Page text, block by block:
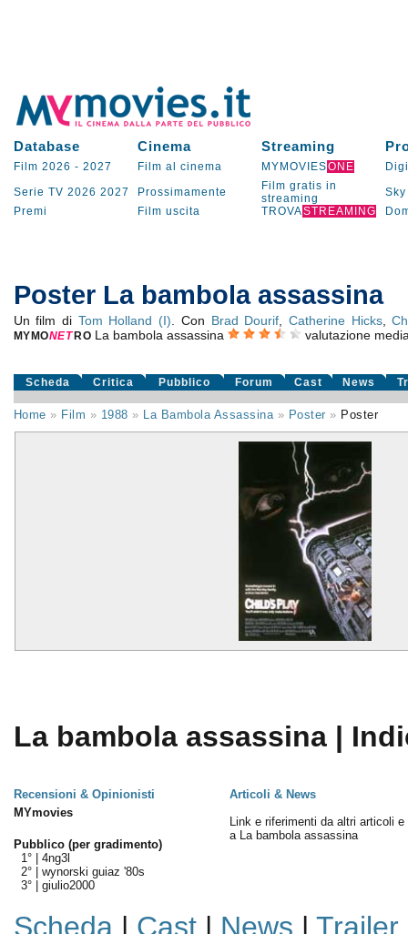
Database Cinema Streaming
Film 2026 - 2027 Film al cinema MYMOVIESONE
Serie TV 2026 2027 Prossimamente
Film gratis in
streaming
Sky
Premi
Film uscita TROVASTREAMING
Poster La bambola assassina
Un film di Tom Holland (I) . Con Brad Dourif ,Catherine Hicks,
MYMONET RO La bambola assassina valutazione
Scheda Critica Pubblico Forum Cast News
Home » Film » 1988 » La Bambola Assassina» Poster » Poster
La bambola assassina |
Recensioni & Opinionisti
Articoli & News
MYmovies
Pubblico (per gradimento)
1° | 4ng3l
2° | wynorski guiaz '80s
3° | giulio2000
Link e riferimenti da altri articoli e
a La bambola assassina
Scheda| Cast| News | Trailer